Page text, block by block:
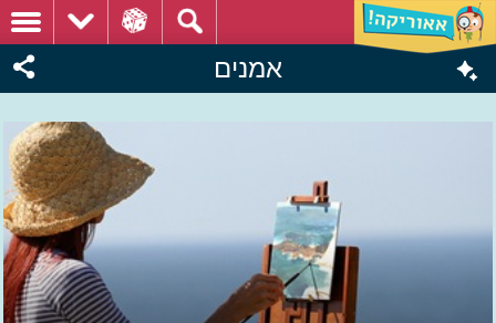
אמנים